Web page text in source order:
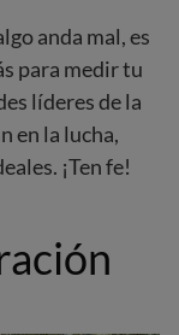
anda mal, es
para medir tu
líderes de la
en la lucha,
¡Ten fe!